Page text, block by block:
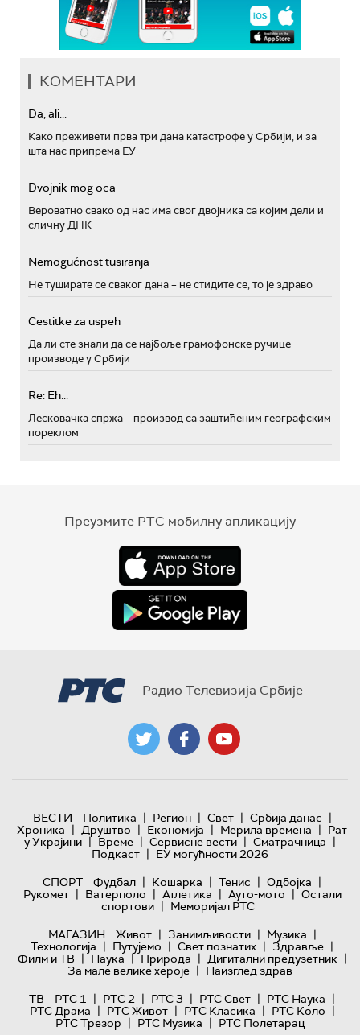
КОМЕНТАРИ
Da, ali...
Како преживети прва три дана катастрофе у Србији, и за
шта нас припрема ЕУ
Dvojnik mog oca
Вероватно свако од нас има свог двојника са којим дели и
сличну ДНК
Nemogućnost tusiranja
Не туширате се сваког дана – не стидите се, то је здраво
Cestitke za uspeh
Да ли сте знали да се најбоље грамофонске ручице
производе у Србији
Re: Eh...
Лесковачка спржа – производ са заштићеним географским
пореклом
Преузмите РТС мобилну апликацију
Радио Телевизија Србије
ВЕСТИ Политика | Регион | Свет | Србија данас |
Хроника | Друштво | Економија | Мерила времена | Рат
у Украјини | Време | Сервисне вести | Сматрачница |
Подкаст | ЕУ могућности 2026
СПОРТ
Фудбал | Кошарка | Тенис | Одбојка |
Рукомет | Ватерполо | Атлетика | Ауто-мото | Остали
спортови | Меморијал РТС
МАГАЗИН
Живот | Занимљивости | Музика |
Технологијa | Путујемо | Свет познатих | Здравље |
Филм и ТВ | Наука | Природа | Дигитални предузетник |
За мале велике хероје | Наизглед здрав
ТВ
РТС 1 | РТС 2 | РТС 3 | РТС Свет | РТС Наука |
РТС Драма | РТС Живот | РТС Класика | РТС Коло |
РТС Трезор | РТС Музика | РТС Полетарац